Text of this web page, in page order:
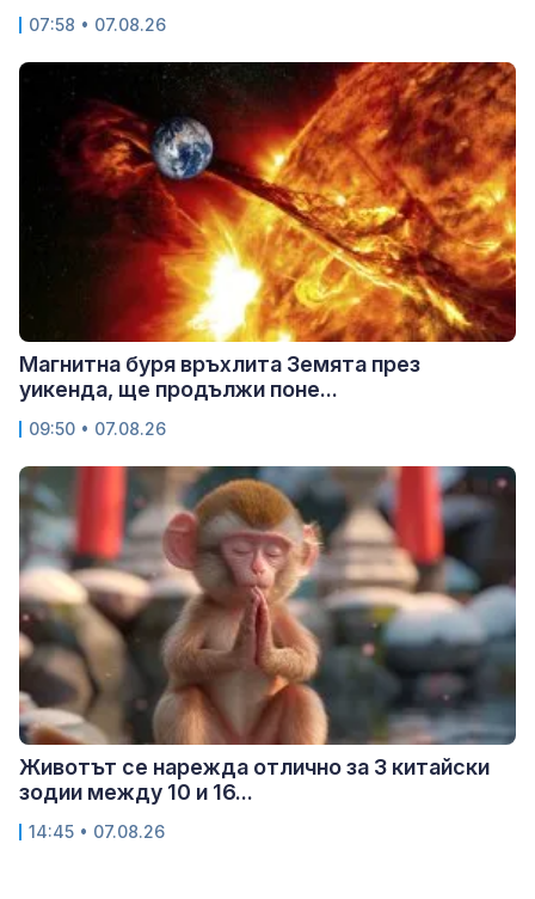
07:58 • 07.08.26
Магнитна буря връхлита Земята през
уикенда, ще продължи поне...
09:50 • 07.08.26
Животът се нарежда отлично за 3 китайски
зодии между 10 и 16...
14:45 • 07.08.26